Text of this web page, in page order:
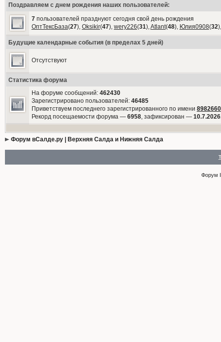
Поздравляем с днем рождения наших пользователей:
7пользователей празднуют сегодня свой день рождения
ОптТексБаза(27), Oksikir(47), wery226(31),Atlant(48), Юлия0908(32
Будущие календарные события (в пределах 5 дней)
Отсутствуют
Статистика форума
На форуме сообщений: 462430
Зарегистрировано пользователей: 46485
Приветствуем последнего зарегистрированного по имени
Рекорд посещаемости форума — 6958, зафиксирован —
Форум вСалде.ру | Верхняя Салда и Нижняя Салда
Форум